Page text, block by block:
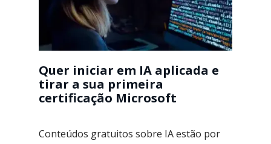
Quer iniciar em IA aplicada e
tirar a sua primeira
certificação Microsoft
Conteúdos gratuitos sobre IA estão por